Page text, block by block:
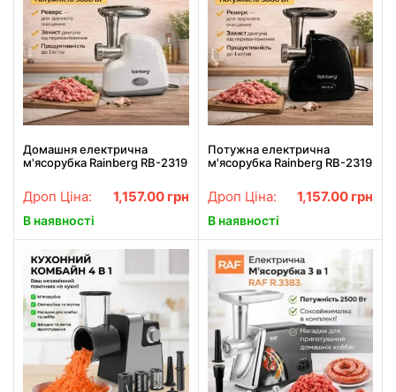
Домашня електрична
м'ясорубка Rainberg RB-2319
Дроп Ціна: 1,157.00 грн
В наявності
Потужна електрична
м'ясорубка Rainberg RB-2319
заготовок чорна
Дроп Ціна: 1,157.00 грн
В наявності